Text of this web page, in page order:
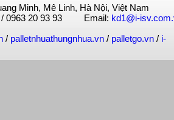
Minh, Mê Linh, Hà Nội, Việt Nam
/ 0963 20 93 93 Email: kd1@i-
/ palletnhuathungnhua.vn / palletgo.vn / i-